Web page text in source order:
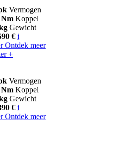
Vermogen
Nm Koppel
Gewicht
€ i
Ontdek meer
+
Vermogen
Nm Koppel
Gewicht
€ i
Ontdek meer